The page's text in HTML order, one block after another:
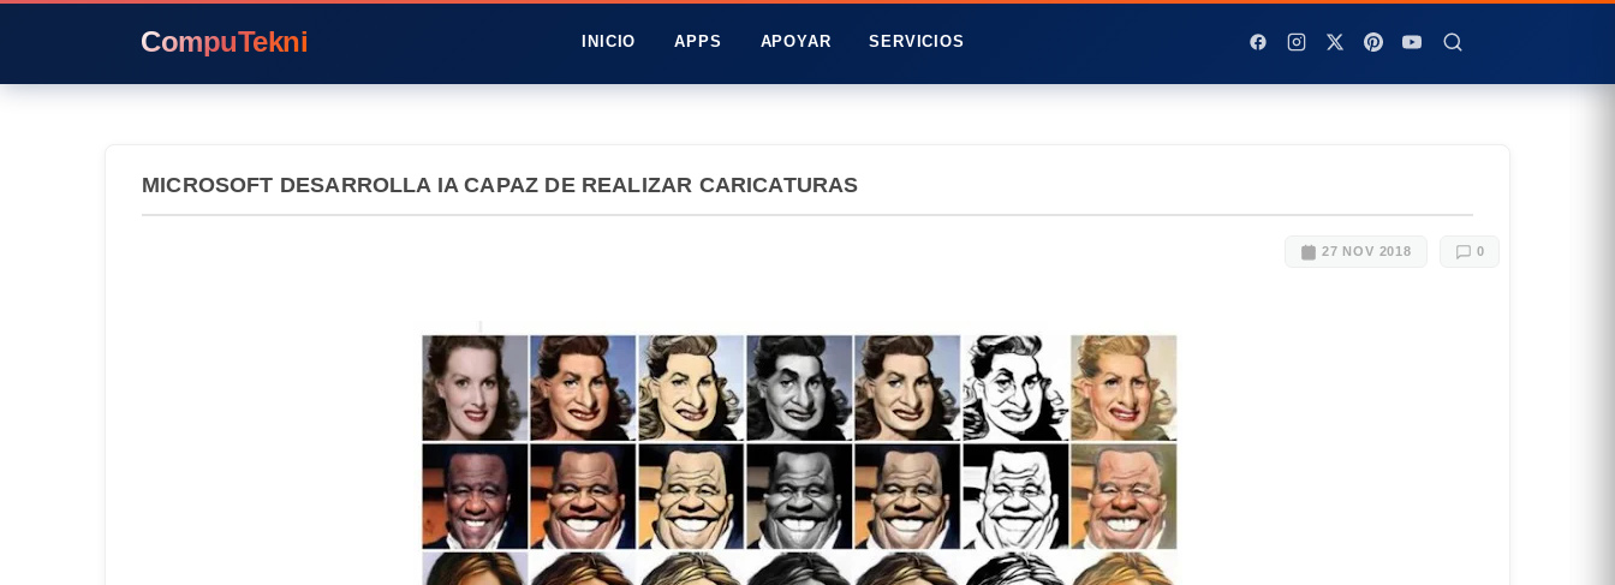
CompuTekni INICIO APPS APOYAR SERVICIOS
MICROSOFT DESARROLLA IA CAPAZ DE REALIZAR CARICATURAS
27 NOV 2018 0